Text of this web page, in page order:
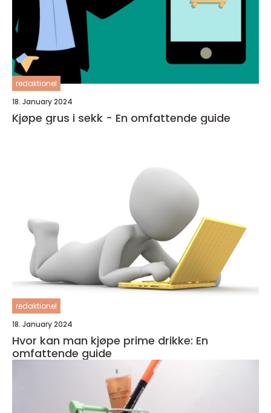
redaktionel
18. January 2024
Kjøpe grus i sekk - En omfattende guide
redaktionel
18. January 2024
Hvor kan man kjøpe prime drikke: En
omfattende guide